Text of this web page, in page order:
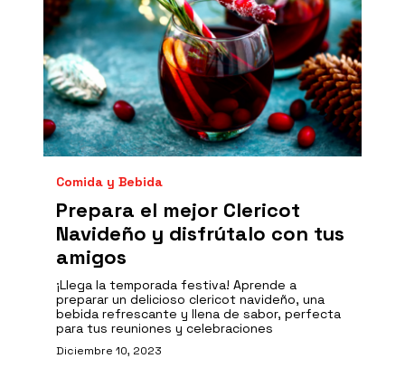
Comida y Bebida
Prepara el mejor Clericot
Navideño y disfrútalo con tus
amigos
¡Llega la temporada festiva! Aprende a
preparar un delicioso clericot navideño, una
bebida refrescante y llena de sabor, perfecta
para tus reuniones y celebraciones
Diciembre 10, 2023